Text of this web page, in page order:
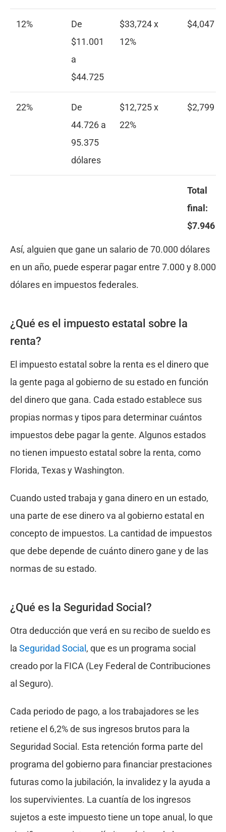
12%
De
$11.001
a
$44.725
$33,724 x
12%
$4,047
22%
De
44.726 a
95.375
dólares
$12,725 x
22%
$2,799
Total
final:
$7.946
Así, alguien que gane un salario de 70.000 dólares
en un año, puede esperar pagar entre 7.000 y 8.000
dólares en impuestos federales.
¿Qué es el impuesto estatal sobre la
renta?
El impuesto estatal sobre la renta es el dinero que
la gente paga al gobierno de su estado en función
del dinero que gana. Cada estado establece sus
propias normas y tipos para determinar cuántos
impuestos debe pagar la gente. Algunos estados
no tienen impuesto estatal sobre la renta, como
Florida, Texas y Washington.
Cuando usted trabaja y gana dinero en un estado,
una parte de ese dinero va al gobierno estatal en
concepto de impuestos. La cantidad de impuestos
que debe depende de cuánto dinero gane y de las
normas de su estado.
¿Qué es la Seguridad Social?
Otra deducción que verá en su recibo de sueldo es
la Seguridad Social , que es un programa social
creado por la FICA (Ley Federal de Contribuciones
al Seguro).
Cada periodo de pago, a los trabajadores se les
retiene el 6,2% de sus ingresos brutos para la
Seguridad Social. Esta retención forma parte del
programa del gobierno para financiar prestaciones
futuras como la jubilación, la invalidez y la ayuda a
los supervivientes. La cuantía de los ingresos
sujetos a este impuesto tiene un tope anual, lo que